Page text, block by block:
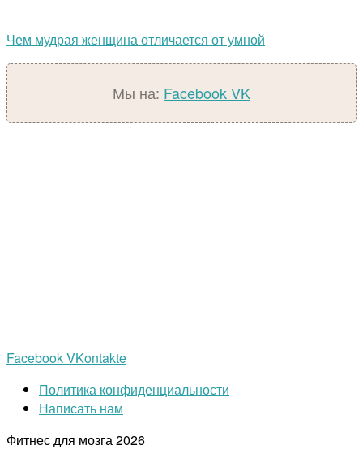
Чем мудрая женщина отличается от умной
Мы на: FacebookVK
FacebookVKontakte
Политика конфиденциальности
Написать нам
Фитнес для мозга2026